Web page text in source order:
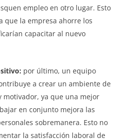
empleo en otro lugar. Esto
que la empresa ahorre los
capacitar al nuevo
por último, un equipo
a crear un ambiente de
motivador, ya que una mejor
en conjunto mejora las
sobremanera. Esto no
la satisfacción laboral de